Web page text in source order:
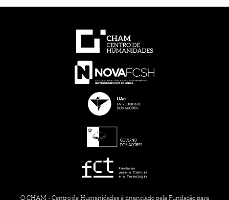
O CHAM - Centro de Humanidades é financiado pela Fundação para